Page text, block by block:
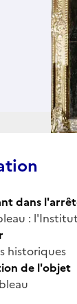
dans
:
historiques
de l'objet